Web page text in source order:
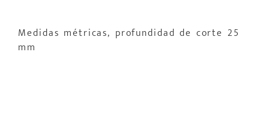
Medidas métricas, profundidad de corte 25
mm